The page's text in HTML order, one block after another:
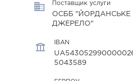
Поставщик услуги
ОСББ "ЙОРДАНСЬКЕ
ДЖЕРЕЛО"
IBAN
5043589